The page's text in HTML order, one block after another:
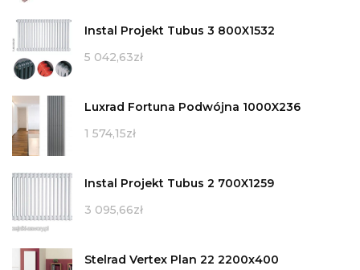
Instal Projekt Tubus 3 800X1532
5 042,63zł
Luxrad Fortuna Podwójna 1000X236
1 574,15zł
Instal Projekt Tubus 2 700X1259
3 095,66zł
Stelrad Vertex Plan 22 2200x400